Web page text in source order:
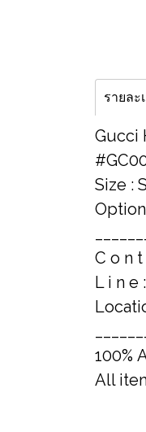
รายละ
Gucci
Size :
C o n t
L i n e
100%
All